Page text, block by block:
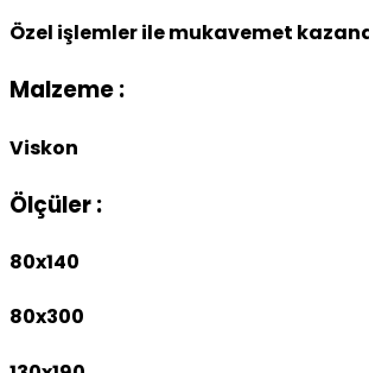
Özel işlemler ile mukavemet
Malzeme :
Viskon
Ölçüler :
80x140
80x300